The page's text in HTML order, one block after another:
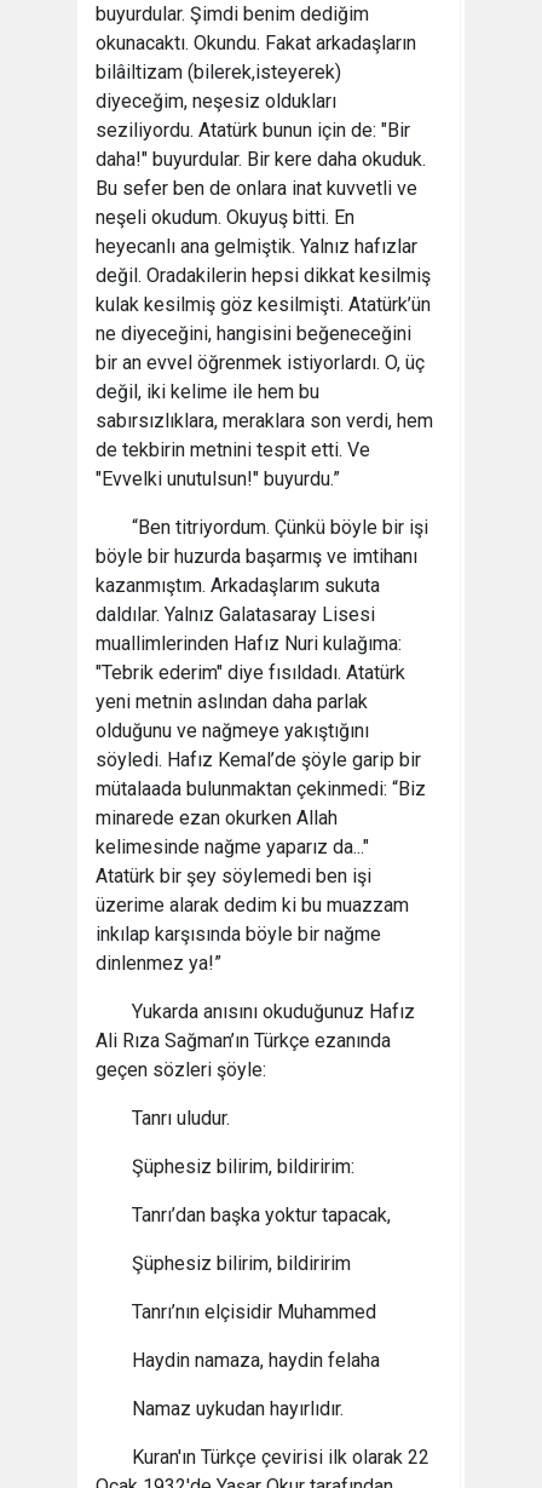
buyurdular. Şimdi benim dediğim
okunacaktı. Okundu. Fakat arkadaşların
bilâiltizam (bilerek,isteyerek)
diyeceğim, neşesiz oldukları
seziliyordu. Atatürk bunun için de: "Bir
daha!" buyurdular. Bir kere daha okuduk.
Bu sefer ben de onlara inat kuvvetli ve
neşeli okudum. Okuyuş bitti. En
heyecanlı ana gelmiştik. Yalnız hafızlar
değil. Oradakilerin hepsi dikkat kesilmiş
kulak kesilmiş göz kesilmişti. Atatürk’ün
ne diyeceğini, hangisini beğeneceğini
bir an evvel öğrenmek istiyorlardı. O, üç
değil, iki kelime ile hem bu
sabırsızlıklara, meraklara son verdi, hem
de tekbirin metnini tespit etti. Ve
"Evvelki unutulsun!" buyurdu.”
“Ben titriyordum. Çünkü böyle bir işi
böyle bir huzurda başarmış ve imtihanı
kazanmıştım. Arkadaşlarım sukuta
daldılar. Yalnız Galatasaray Lisesi
muallimlerinden Hafız Nuri kulağıma:
"Tebrik ederim" diye fısıldadı. Atatürk
yeni metnin aslından daha parlak
olduğunu ve nağmeye yakıştığını
söyledi. Hafız Kemal’de şöyle garip bir
mütalaada bulunmaktan çekinmedi: “Biz
minarede ezan okurken Allah
kelimesinde nağme yaparız da..."
Atatürk bir şey söylemedi ben işi
üzerime alarak dedim ki bu muazzam
inkılap karşısında böyle bir nağme
dinlenmez ya!”
Yukarda anısını okuduğunuz Hafız
Ali Rıza Sağman’ın Türkçe ezanında
geçen sözleri şöyle:
Tanrı uludur.
Şüphesiz bilirim, bildiririm:
Tanrı’dan başka yoktur tapacak,
Şüphesiz bilirim, bildiririm
Tanrı’nın elçisidir Muhammed
Haydin namaza, haydin felaha
Namaz uykudan hayırlıdır.
Kuran'ın Türkçe çevirisi ilk olarak 22